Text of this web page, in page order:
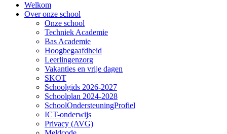
Welkom
Over onze school
Onze school
Techniek Academie
Bas Academie
Hoogbegaafdheid
Leerlingenzorg
Vakanties en vrije dagen
SKOT
Schoolgids 2026-2027
Schoolplan 2024-2028
SchoolOndersteuningProfiel
ICT-onderwijs
Privacy (AVG)